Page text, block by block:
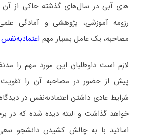
‌های آبی در سال‌های گذشته حاکی از آن
رزومه آموزشی، پژوهشی و آمادگی
مصاحبه، یک عامل بسیار مهم اعتمادبه‌نفس
لازم است داوطلبان این مورد مهم را
پیش از حضور در مصاحبه آن را تقویت
شرایط عادی داشتن اعتمادبه‌نفس در
خواهد گذاشت و البته دیده شده که در
اساتید با به چالش کشیدن دانشجو